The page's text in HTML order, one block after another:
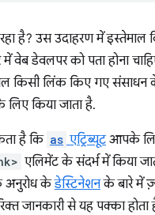
रहा है? उस उदाहरण में इस्तेमाल
वेब डेवलपर को पता होना
किसी लिंक किए गए
लिए किया जाता है.
है कि as एट्रिब्यूटआपके
एलिमेंट के संदर्भ में किया
अनुरोध केडेस्टिनेशनके बारे में
जानकारी से यह पक्का होता